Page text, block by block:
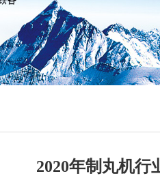
2020年制丸机行